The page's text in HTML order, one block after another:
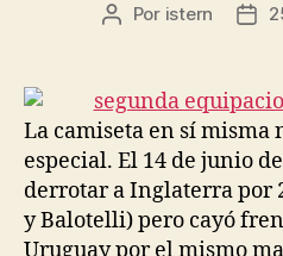
Autor
entrada
Por istern
La camiseta en sí misma
especial. El 14 de junio
derrotar a Inglaterra por
y Balotelli) pero cayó
Uruguay por el mismo